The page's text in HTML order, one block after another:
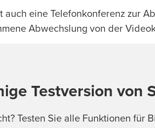
auch eine Telefonkonferenz zur
Abwechslung von der
Testversion von
Testen Sie alle Funktionen für